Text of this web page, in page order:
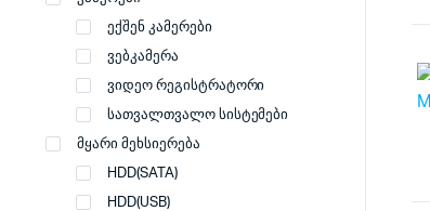
ექშენ კამერები
ვებკამერა
ვიდეო რეგისტრატორი
სათვალთვალო სისტემები
მყარი მეხსიერება
HDD(SATA)
HDD(USB)